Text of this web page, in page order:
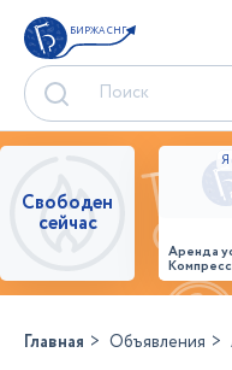
БИРЖА СНГ
Свободен
сейчас
Аренда
Главная Объявления